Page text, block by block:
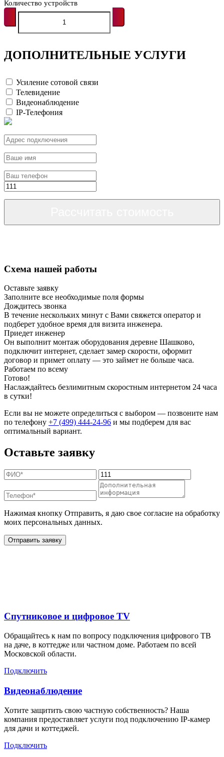
Количество устройств
ДОПОЛНИТЕЛЬНЫЕ УСЛУГИ
Усиление сотовой связи
Телевидение
Видеонаблюдение
IP-Телефония
Схема нашей работы
Оставьте заявку
Заполните все необходимые поля формы
Дождитесь звонка
В течение нескольких минут с Вами свяжется оператор и
подберет удобное время для визита инженера.
Приедет инженер
Он выполнит монтаж оборудования деревне Шашково,
подключит интернет, сделает замер скорости, оформит
договор и примет оплату — это займет не больше часа.
Работаем по всему
Готово!
Наслаждайтесь безлимитным скоростным интернетом 24 часа
в сутки!
Если вы не можете определиться с выбором — позвоните нам
по телефону +7 (499) 444-24-96 и мы подберем для вас
оптимальный вариант.
Оставьте заявку
Нажимая кнопку Отправить, я даю свое согласие на обработку
моих персональных данных.
Отправить заявку
Спутниковое и цифровое TV
Обращайтесь к нам по вопросу подключения цифрового ТВ
на даче, в коттедже или частном доме. Работаем по всей
Московской области.
Подключить
Видеонаблюдение
Хотите защитить свою частную собственность? Наша
компания предоставляет услуги под подключению IP-камер
для дачи и коттеджей.
Подключить